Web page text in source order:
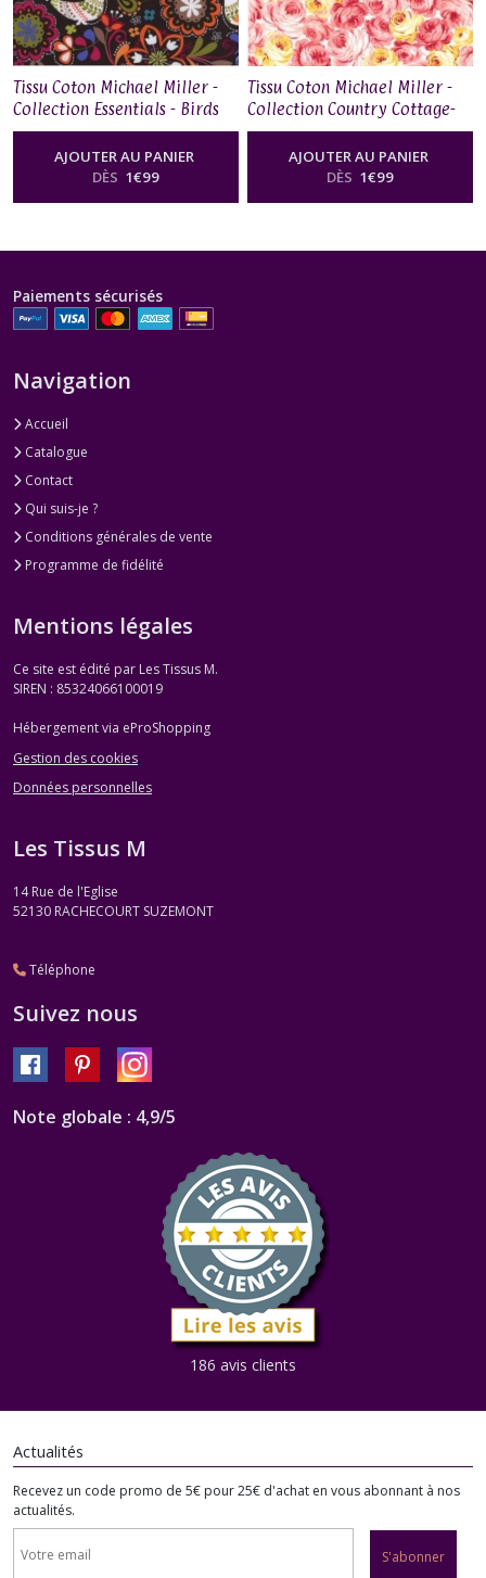
Tissu Coton Michael Miller -
Collection Essentials - Birds
of Norway
AJOUTER AU PANIER
DÈS 1€99
Tissu Coton Michael Miller -
Collection Country Cottage-
Garden Roses
AJOUTER AU PANIER
DÈS 1€99
Paiements sécurisés
Navigation
Accueil
Catalogue
Contact
Qui suis-je ?
Conditions générales de vente
Programme de fidélité
Mentions légales
Ce site est édité par Les Tissus M.
SIREN : 85324066100019
Hébergement via eProShopping
Gestion des cookies
Données personnelles
Les Tissus M
14 Rue de l'Eglise
52130 RACHECOURT SUZEMONT
Téléphone
Suivez nous
Note globale : 4,9/5
186 avis clients
Actualités
Recevez un code promo de 5€ pour 25€ d'achat en vous abonnant à nos
actualités.
S'abonner